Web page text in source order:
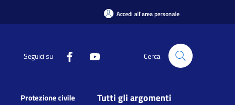
Accedi all'area personale
Seguici su Cerca
Protezione civile Tutti gli argomenti